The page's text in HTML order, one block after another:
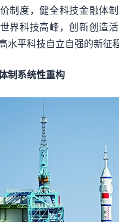
制度，健全科技金融体
界科技高峰，创新创造活
水平科技自立自强的新征程
制系统性重构